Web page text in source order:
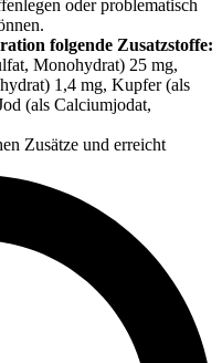
oder problematisch
folgende Zusatzstoffe:
Monohydrat) 25 mg,
1,4 mg, Kupfer (als
(als Calciumjodat,
Zusätze und erreicht